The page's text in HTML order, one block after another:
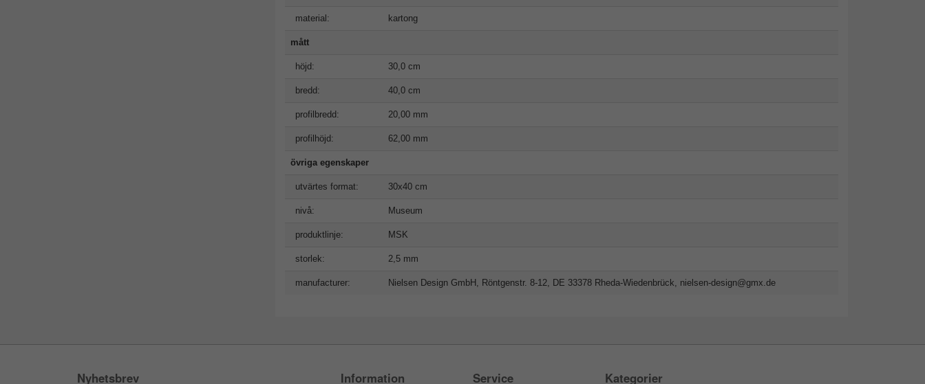
material: kartong
mått
höjd: 30,0 cm
bredd: 40,0 cm
profilbredd: 20,00 mm
profilhöjd: 62,00 mm
övriga egenskaper
utvärtes format: 30x40 cm
nivå: Museum
produktlinje: MSK
storlek: 2,5 mm
manufacturer: Nielsen Design GmbH, Röntgenstr. 8-12, DE 33378 Rheda-Wiedenbrück, nielsen-design@gmx.de
Nyhetsbrev Information Service Kategorier